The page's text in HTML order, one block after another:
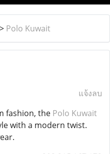
> Polo Kuwait
แจ้งลบ
fashion, the Polo Kuwait
with a modern twist.